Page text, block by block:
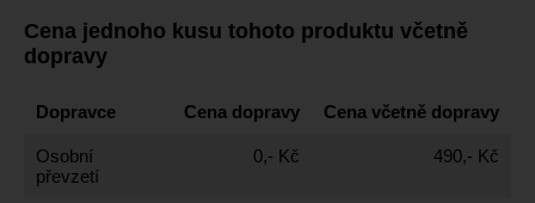
Cena jednoho kusu tohoto produktu včetně
dopravy
Dopravce Cena dopravy Cena včetně dopravy
Osobní
převzetí
0,- Kč 490,- Kč